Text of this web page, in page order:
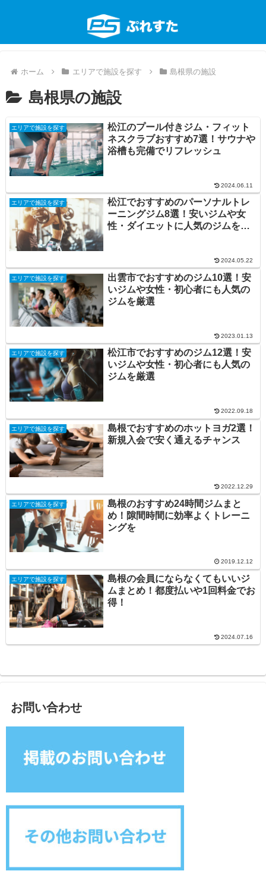
ホーム エリアで施設を探す 島根県の施設
島根県の施設
エリアで施設を探す
松江のプール付きジム・フィット
ネスクラブおすすめ7選！サウナや
浴槽も完備でリフレッシュ
2024.06.11
エリアで施設を探す
松江でおすすめのパーソナルトレ
ーニングジム8選！安いジムや女
性・ダイエットに人気のジムを厳
2024.05.22
エリアで施設を探す
出雲市でおすすめのジム10選！安
いジムや女性・初心者にも人気の
ジムを厳選
2023.01.13
エリアで施設を探す
松江市でおすすめのジム12選！安
いジムや女性・初心者にも人気の
ジムを厳選
2022.09.18
エリアで施設を探す
島根でおすすめのホットヨガ2選！
新規入会で安く通えるチャンス
2022.12.29
エリアで施設を探す
島根のおすすめ24時間ジムまと
め！隙間時間に効率よくトレーニ
ングを
2019.12.12
エリアで施設を探す
島根の会員にならなくてもいいジ
ムまとめ！都度払いや1回料金でお
得！
2024.07.16
お問い合わせ